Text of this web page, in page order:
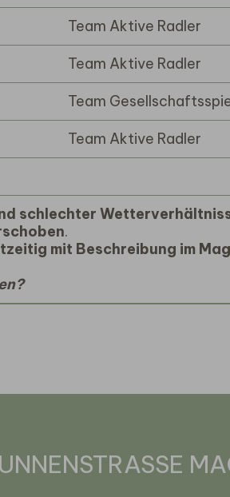
Team Aktive Radler
Team Aktive Radler
Team
Team Aktive Radler
schlechter
.
mit Beschreibung im